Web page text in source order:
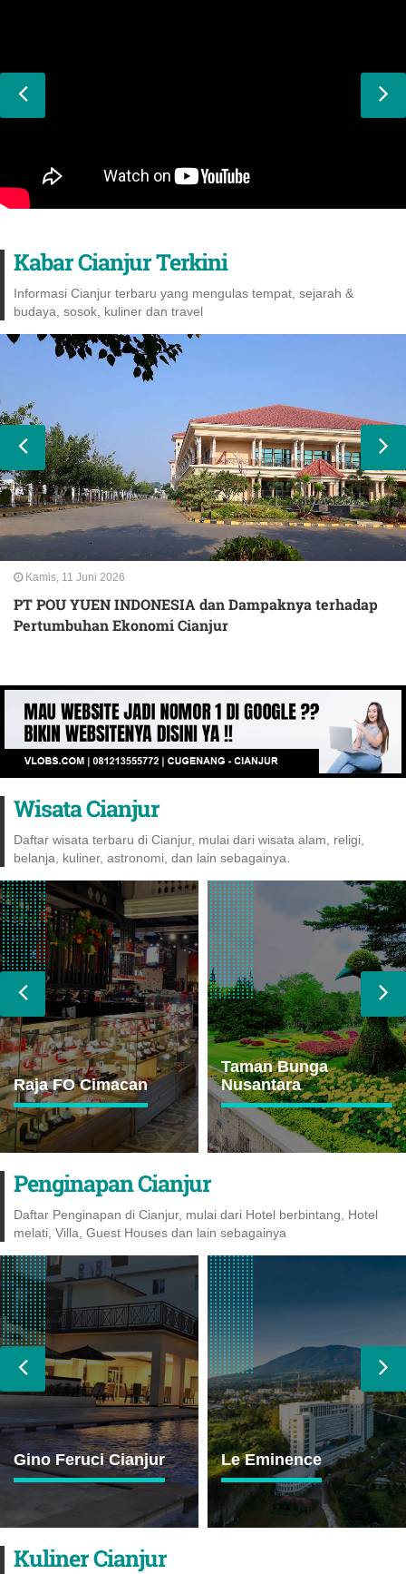
Kabar Cianjur Terkini
Informasi Cianjur terbaru yang mengulas tempat, sejarah &
budaya, sosok, kuliner dan travel
Kamis, 11 Juni 2026
PT POU YUEN INDONESIA dan Dampaknya terhadap
Pertumbuhan Ekonomi Cianjur
Wisata Cianjur
Daftar wisata terbaru di Cianjur, mulai dari wisata alam, religi,
belanja, kuliner, astronomi, dan lain sebagainya.
Taman Bunga
Nusantara
Situs Kuta
Tanggeuhan
Penginapan Cianjur
Daftar Penginapan di Cianjur, mulai dari Hotel berbintang, Hotel
melati, Villa, Guest Houses dan lain sebagainya
Le Eminence Cianjur Guesthouse
Kuliner Cianjur